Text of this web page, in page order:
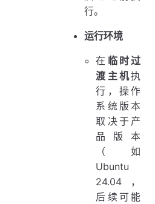
行。
运行环境
在 临时过
渡主机执
行，操作
系统版本
取决于产
品版本
（如
Ubuntu
24.04，
后续可能